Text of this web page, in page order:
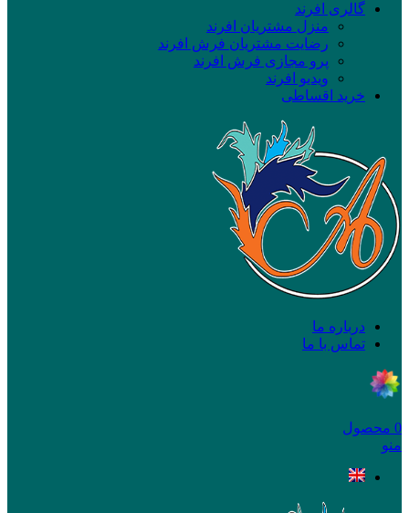
گالری افرند
منزل مشتریان افرند
رضایت مشتریان فرش افرند
پرو مجازی فرش افرند
ویدیو افرند
خرید اقساطی
درباره ما
تماس با ما
0 محصول
منو